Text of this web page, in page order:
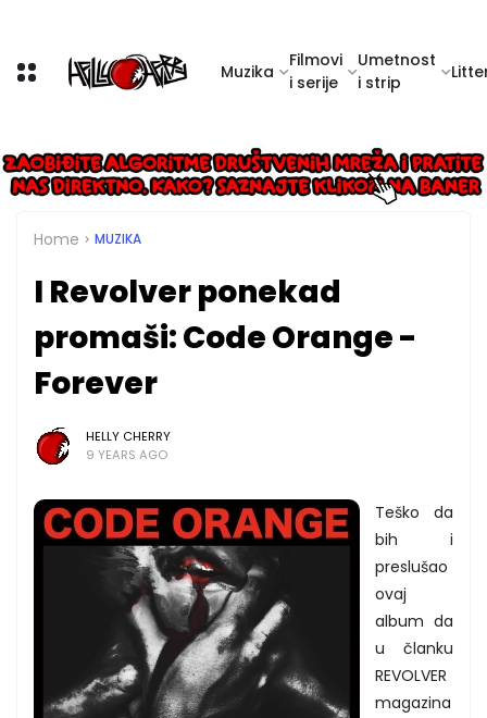
Muzika
Filmovi
i serije
Umetnost
i strip
Home MUZIKA
I Revolver ponekad
promaši: Code Orange -
Forever
HELLY CHERRY
9 YEARS AGO
Teško da
bih i
preslušao
ovaj
album da
u članku
REVOLVER
magazina